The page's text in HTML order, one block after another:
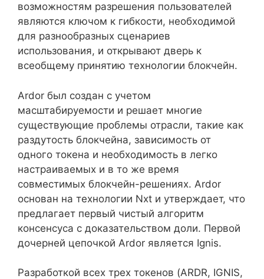
возможностям разрешения пользователей
являются ключом к гибкости, необходимой
для разнообразных сценариев
использования, и открывают дверь к
всеобщему принятию технологии блокчейн.
Ardor был создан с учетом
масштабируемости и решает многие
существующие проблемы отрасли, такие как
раздутость блокчейна, зависимость от
одного токена и необходимость в легко
настраиваемых и в то же время
совместимых блокчейн-решениях. Ardor
основан на технологии Nxt и утверждает, что
предлагает первый чистый алгоритм
консенсуса с доказательством доли. Первой
дочерней цепочкой Ardor является Ignis.
Разработкой всех трех токенов (ARDR, IGNIS,